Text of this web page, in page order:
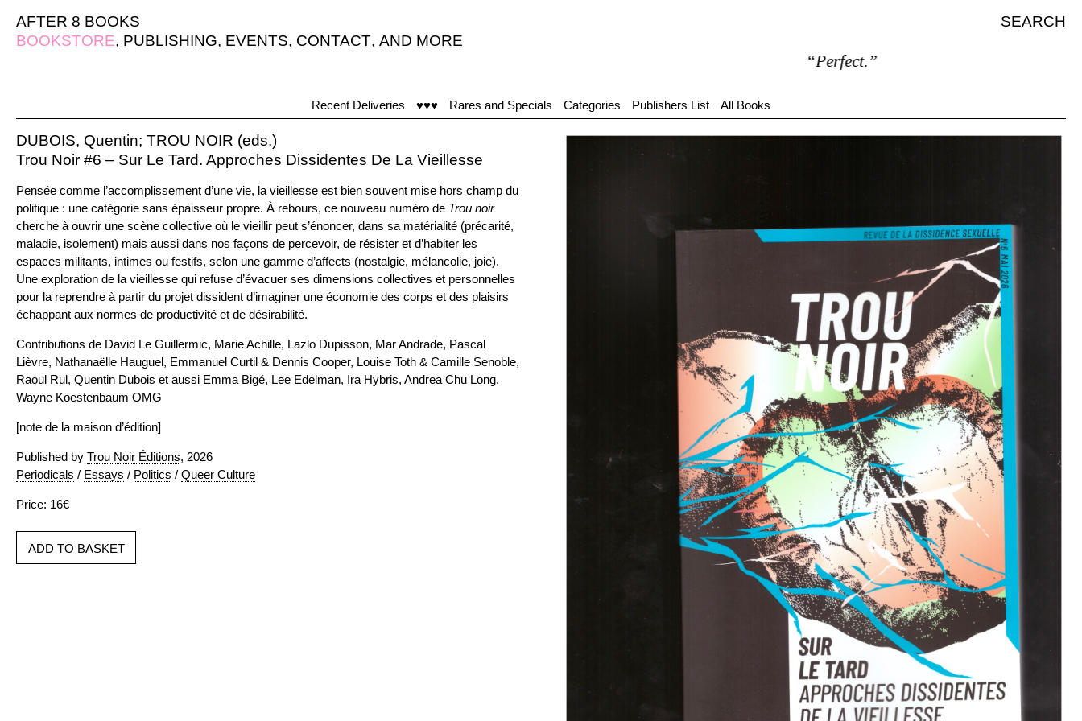
AFTER 8 BOOKS
SEARCH
BOOKSTORE, PUBLISHING, EVENTS, CONTACT, AND MORE
“Perfect.”
Recent Deliveries ♥♥♥ Rares and Specials Categories Publishers List All Books
DUBOIS, Quentin; TROU NOIR (eds.)
Trou Noir #6 – Sur Le Tard. Approches Dissidentes De La Vieillesse
Pensée comme l’accomplissement d’une vie, la vieillesse est bien souvent mise hors champ du
politique : une catégorie sans épaisseur propre. À rebours, ce nouveau numéro de Trou noir
cherche à ouvrir une scène collective où le vieillir peut s’énoncer, dans sa matérialité (précarité,
maladie, isolement) mais aussi dans nos façons de percevoir, de résister et d’habiter les
espaces militants, intimes ou festifs, selon une gamme d’affects (nostalgie, mélancolie, joie).
Une exploration de la vieillesse qui refuse d’évacuer ses dimensions collectives et personnelles
pour la reprendre à partir du projet dissident d’imaginer une économie des corps et des plaisirs
échappant aux normes de productivité et de désirabilité.
Contributions de David Le Guillermic, Marie Achille, Lazlo Dupisson, Mar Andrade, Pascal
Lièvre, Nathanaëlle Hauguel, Emmanuel Curtil & Dennis Cooper, Louise Toth & Camille Senoble,
Raoul Rul, Quentin Dubois et aussi Emma Bigé, Lee Edelman, Ira Hybris, Andrea Chu Long,
Wayne Koestenbaum OMG
[note de la maison d’édition]
Published by Trou Noir Éditions, 2026
Periodicals / Essays / Politics / Queer Culture
Price: 16€
ADD TO BASKET